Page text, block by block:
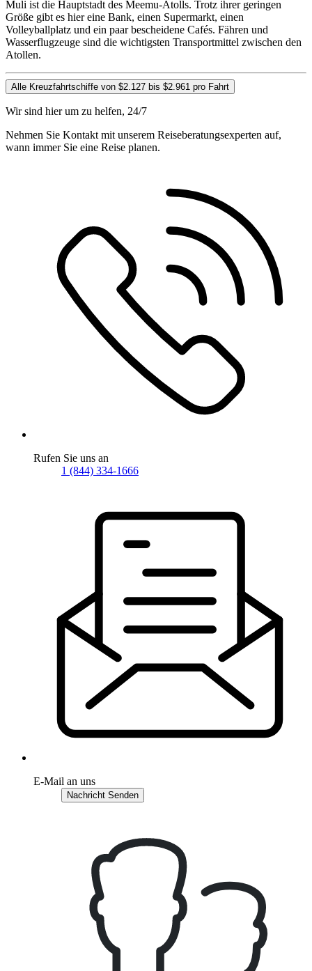
Muli ist die Hauptstadt des Meemu-Atolls. Trotz ihrer geringen
Größe gibt es hier eine Bank, einen Supermarkt, einen
Volleyballplatz und ein paar bescheidene Cafés. Fähren und
Wasserflugzeuge sind die wichtigsten Transportmittel zwischen den
Atollen.
Alle Kreuzfahrtschiffe von $2.127 bis $2.961 pro Fahrt
Wir sind hier um zu helfen, 24/7
Nehmen Sie Kontakt mit unserem Reiseberatungsexperten auf,
wann immer Sie eine Reise planen.
Rufen Sie uns an
1 (844) 334-1666
E-Mail an uns
Nachricht Senden